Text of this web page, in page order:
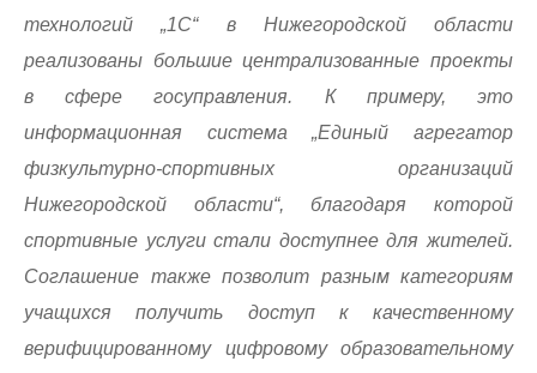
технологий „1С“ в Нижегородской области
реализованы большие централизованные проекты
в сфере госуправления. К примеру, это
информационная система „Единый агрегатор
физкультурно-спортивных организаций
Нижегородской области“, благодаря которой
спортивные услуги стали доступнее для жителей.
Соглашение также позволит разным категориям
учащихся получить доступ к качественному
верифицированному цифровому образовательному